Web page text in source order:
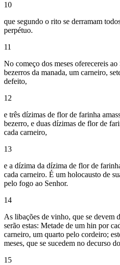
10
que segundo o rito se derramam
perpétuo.
11
No começo dos meses oferecereis
bezerros da manada, um carneiro,
defeito,
12
e três dízimas de flor de farinha
bezerro, e duas dízimas de flor de
cada carneiro,
13
e a dízima da dízima de flor de
cada carneiro. É um holocausto de
pelo fogo ao Senhor.
14
As libações de vinho, que se devem
serão estas: Metade de um hin por
carneiro, um quarto pelo cordeiro;
meses, que se sucedem no decurso
15